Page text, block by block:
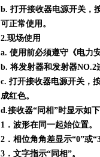
b. 打开接收器电源开关，
可正常使用。
2.现场使用
a. 使用前必须遵守《电力
b. 将发射器和发射器
c. 打开接收器电源开关，
成红色。
d.接收器“同相”时显示如
1．波形在同一起始位置。
2．相位角角差显示“0”或
3．文字指示“同相”。